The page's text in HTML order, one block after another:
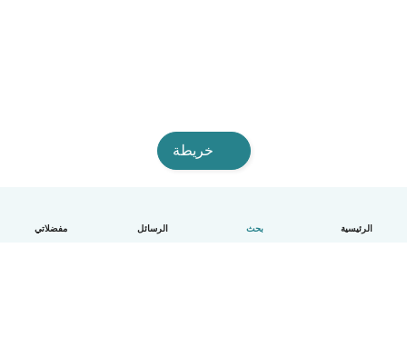
الرئيسية بحث الرسائل مفضلاتي
خريطة